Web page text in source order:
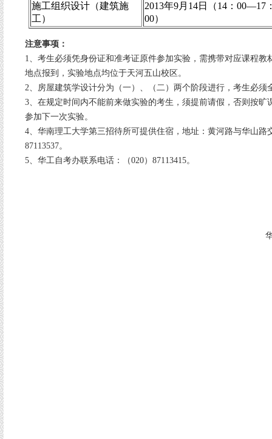
施工组织设计（建筑施
工）
2013年9月14日（14：00—17
00）
注意事项：
1、考生必须凭身份证和准考证原件参加实验，需携带对应课程教
地点报到，实验地点均位于天河五山校区。
2、房屋建筑学设计分为（一）、（二）两个阶段进行，考生必须
3、在规定时间内不能前来做实验的考生，须提前请假，否则按旷
参加下一次实验。
4、华南理工大学第三招待所可提供住宿，地址：黄河路与华山路
87113537。
5、华工自考办联系电话：（020）87113415。